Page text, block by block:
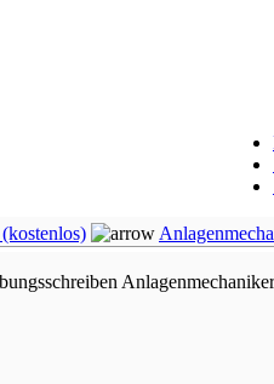
Anlagenmechaniker